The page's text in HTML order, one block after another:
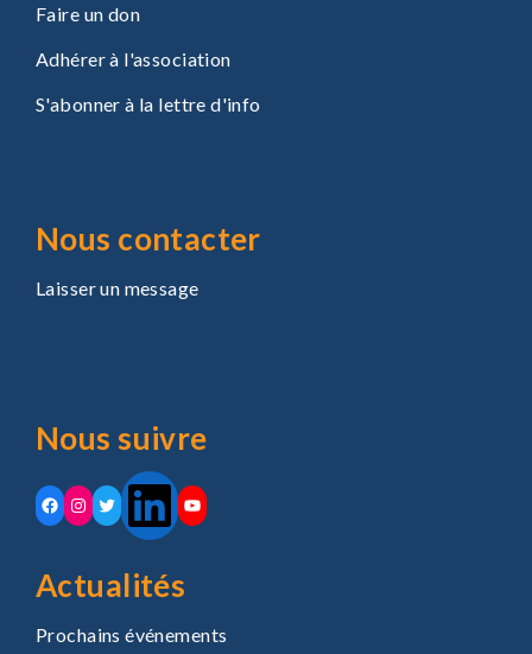
Faire un don
Adhérer à l'association
S'abonner à la lettre d'info
Nous contacter
Laisser un message
Nous suivre
Facebook
Instagram
Twitter LinkedIn
YouTube
Actualités
Prochains événements